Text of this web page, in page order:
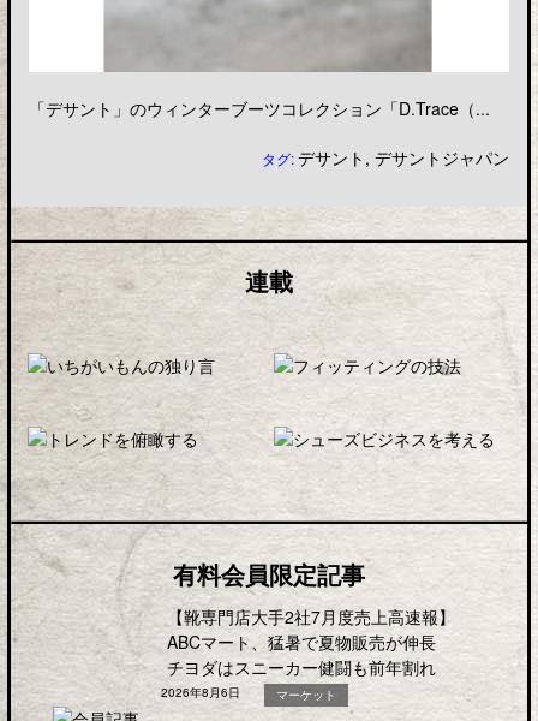
「デサント」のウィンターブーツコレクション「D.Trace（...
タグ:デサント ,デサントジャパン
連載
有料会員限定記事
【靴専門店大手2社7月度売上高速報】
ABCマート、猛暑で夏物販売が伸長
チヨダはスニーカー健闘も前年割れ
2026年8月6日 マーケット